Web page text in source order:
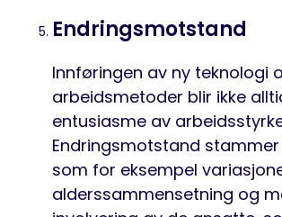
Endringsmotstand
Innføringen av ny teknologi
arbeidsmetoder blir ikke
entusiasme av
Endringsmotstand
som for eksempel
alderssammensetning og